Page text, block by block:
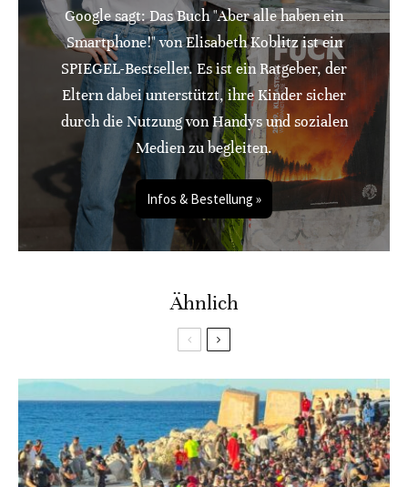
Google sagt: Das Buch "Aber alle haben ein
Smartphone!" von Elisabeth Koblitz ist ein
SPIEGEL-Bestseller. Es ist ein Ratgeber, der
Eltern dabei unterstützt, ihre Kinder sicher
durch die Nutzung von Handys und sozialen
Medien zu begleiten.
Infos & Bestellung »
Ähnlich